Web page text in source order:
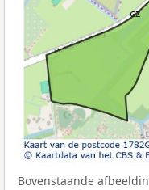
Bovenstaande